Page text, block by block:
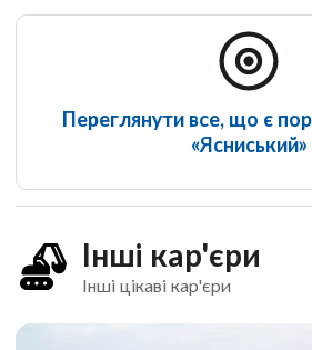
Переглянути все, що є
«Ясниський»
Інші кар'єри
Інші цікаві кар'єри